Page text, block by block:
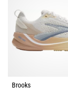
Brooks